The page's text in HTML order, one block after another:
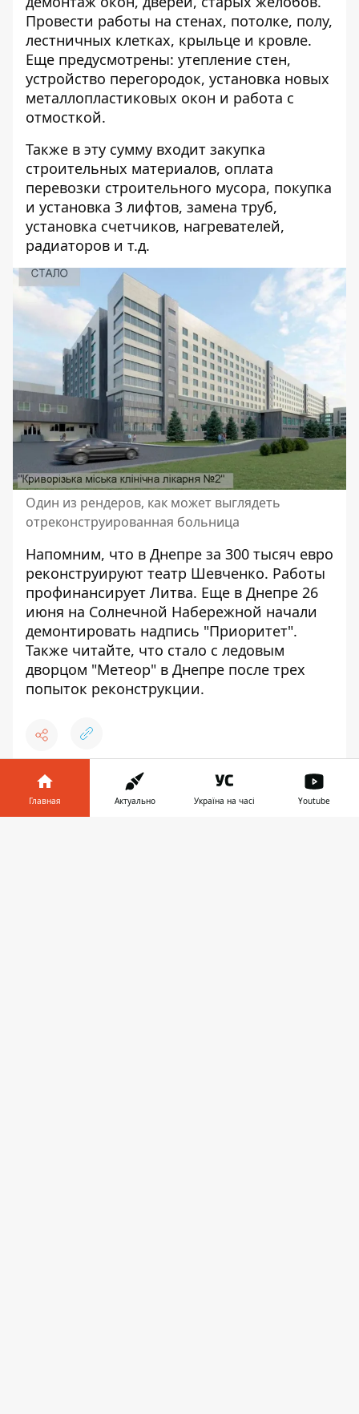
Провести работы на стенах, потолке, полу,
лестничных клетках, крыльце и кровле.
Еще предусмотрены: утепление стен,
устройство перегородок, установка новых
металлопластиковых окон и работа с
отмосткой.
Также в эту сумму входит закупка
строительных материалов, оплата
перевозки строительного мусора, покупка
и установка 3 лифтов, замена труб,
установка счетчиков, нагревателей,
радиаторов и т.д.
Один из рендеров, как может выглядеть
отреконструированная больница
Напомним, что в Днепре за 300 тысяч евро
реконструируют театр Шевченко. Работы
профинансирует Литва. Еще в Днепре 26
июня на Солнечной Набережной начали
демонтировать надпись "Приоритет".
Также читайте, что стало с ледовым
дворцом "Метеор" в Днепре после трех
попыток реконструкции.
👍 ♥ 😆
Главная Актуально Україна на часі Youtube